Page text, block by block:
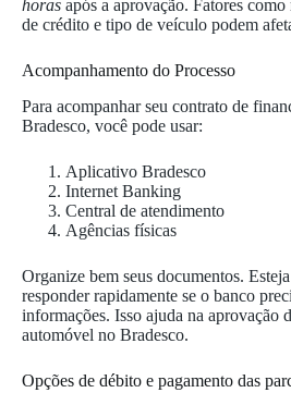
horas após a aprovação. Fatores
de crédito e tipo de veículo podem
Acompanhamento do Processo
Para acompanhar seu contrato de
Bradesco, você pode usar:
Aplicativo Bradesco
Internet Banking
Central de atendimento
Agências físicas
Organize bem seus documentos.
responder rapidamente se o banco
informações. Isso ajuda na aprovação
automóvel no Bradesco.
Opções de débito e pagamento das